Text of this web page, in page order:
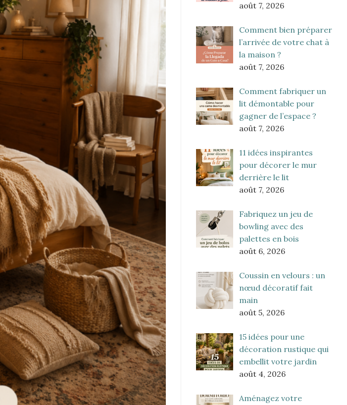
août 7, 2026
Comment bien préparer
l’arrivée de votre chat à
la maison ?
août 7, 2026
Comment fabriquer un
lit démontable pour
gagner de l’espace ?
août 7, 2026
11 idées inspirantes
pour décorer le mur
derrière le lit
août 7, 2026
Fabriquez un jeu de
bowling avec des
palettes en bois
août 6, 2026
Coussin en velours : un
nœud décoratif fait
main
août 5, 2026
15 idées pour une
décoration rustique qui
embellit votre jardin
août 4, 2026
Aménagez votre